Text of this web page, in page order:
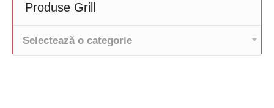
Produse Grill
Selectează o categorie